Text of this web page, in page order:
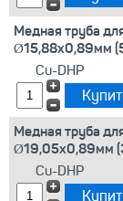
Медная труба
Ø15,88х0,89мм
Cu-DHP
Медная труба
Ø19,05х0,89мм
Cu-DHP